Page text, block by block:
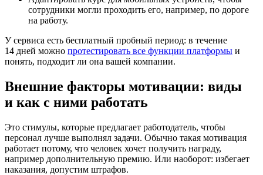
сотрудники могли проходить его, например, по дороге
на работу.
У сервиса есть бесплатный пробный период: в течение
14 дней можно протестировать все функции платформы и
понять, подходит ли она вашей компании.
Внешние факторы мотивации: виды
и как с ними работать
Это стимулы, которые предлагает работодатель, чтобы
персонал лучше выполнял задачи. Обычно такая мотивация
работает потому, что человек хочет получить награду,
например дополнительную премию. Или наоборот: избегает
наказания, допустим штрафов.